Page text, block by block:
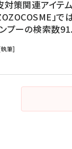
対策関連アイテ
」で
ンプーの検索数
筆]